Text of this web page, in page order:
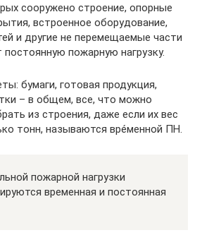
сооружено строение, опорные
встроенное оборудование,
и другие не перемещаемые части
пожарную нагрузку.
бумаги, готовая продукция,
– в общем, все, что можно
из строения, даже если их вес
тонн, называются вре́менной ПН.
пожарной нагрузки
временная и постоянная